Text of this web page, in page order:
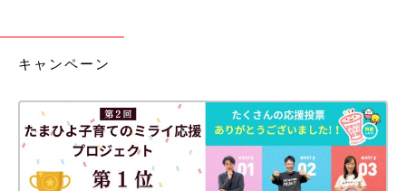
キャンペーン